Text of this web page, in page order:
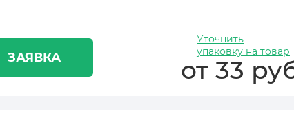
ЗАЯВКА
Уточнить
упаковку на товар
от 33